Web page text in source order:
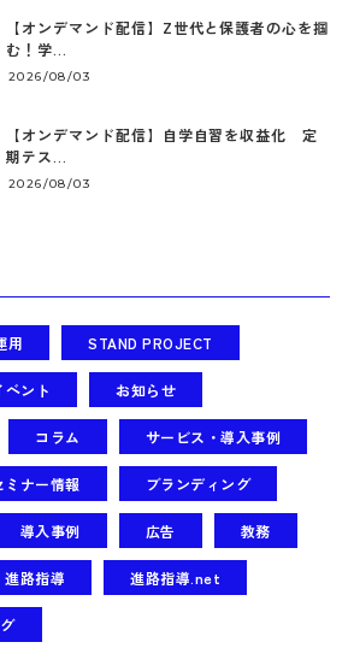
【オンデマンド配信】Z世代と保護者の心を掴
む！学...
2026/08/03
【オンデマンド配信】自学自習を収益化 定
期テス...
2026/08/03
用 STAND PROJECT
ベント お知らせ
コラム サービス・導入事例
ミナー情報 ブランディング
導入事例 広告 教務
進路指導 進路指導.net